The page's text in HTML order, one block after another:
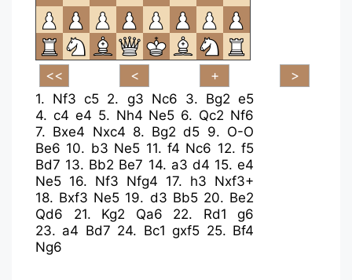
1. Nf3 c5 2. g3 Nc6 3. Bg2 e5
4. c4 e4 5. Nh4 Ne5 6. Qc2 Nf6
7. Bxe4 Nxc4 8. Bg2 d5 9. O-O
Be6 10. b3 Ne5 11. f4 Nc6 12. f5
Bd7 13. Bb2 Be7 14. a3 d4 15. e4
Ne5 16. Nf3 Nfg4 17. h3 Nxf3+
18. Bxf3 Ne5 19. d3 Bb5 20. Be2
Qd6
21. Kg2 Qa6 22. Rd1
g6
23. a4 Bd7 24. Bc1 gxf5 25. Bf4
Ng6